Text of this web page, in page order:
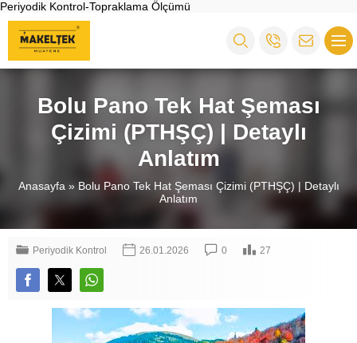
Periyodik Kontrol-Topraklama Ölçümü
Bolu Pano Tek Hat Şeması
Çizimi (PTHŞÇ) | Detaylı
Anlatım
Anasayfa » Bolu Pano Tek Hat Şeması Çizimi (PTHŞÇ) | Detaylı
Anlatım
Periyodik Kontrol 26.01.2026 0 27